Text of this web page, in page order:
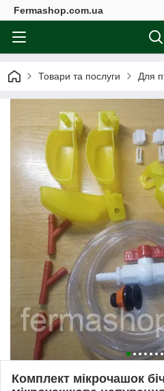
Fermashop.com.ua
Товари та послуги Для
Комплект мікрочашок